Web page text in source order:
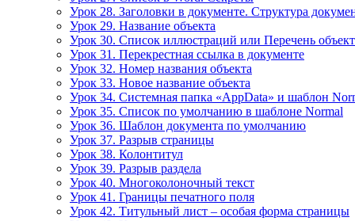
Урок 28. Заголовки в документе. Структура
Урок 29. Название объекта
Урок 30. Список иллюстраций или Перечень
Урок 31. Перекрестная ссылка в документе
Урок 32. Номер названия объекта
Урок 33. Новое название объекта
Урок 34. Системная папка «AppData» и шаблон
Урок 35. Список по умолчанию в шаблоне Normal
Урок 36. Шаблон документа по умолчанию
Урок 37. Разрыв страницы
Урок 38. Колонтитул
Урок 39. Разрыв раздела
Урок 40. Многоколоночный текст
Урок 41. Границы печатного поля
Урок 42. Титульный лист – особая форма страницы